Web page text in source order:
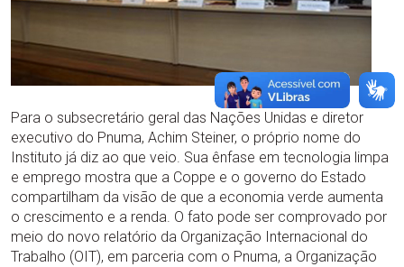
Para o subsecretário geral das Nações Unidas e diretor
executivo do Pnuma, Achim Steiner, o próprio nome do
Instituto já diz ao que veio. Sua ênfase em tecnologia limpa
e emprego mostra que a Coppe e o governo do Estado
compartilham da visão de que a economia verde aumenta
o crescimento e a renda. O fato pode ser comprovado por
meio do novo relatório da Organização Internacional do
Trabalho (OIT), em parceria com o Pnuma, a Organização